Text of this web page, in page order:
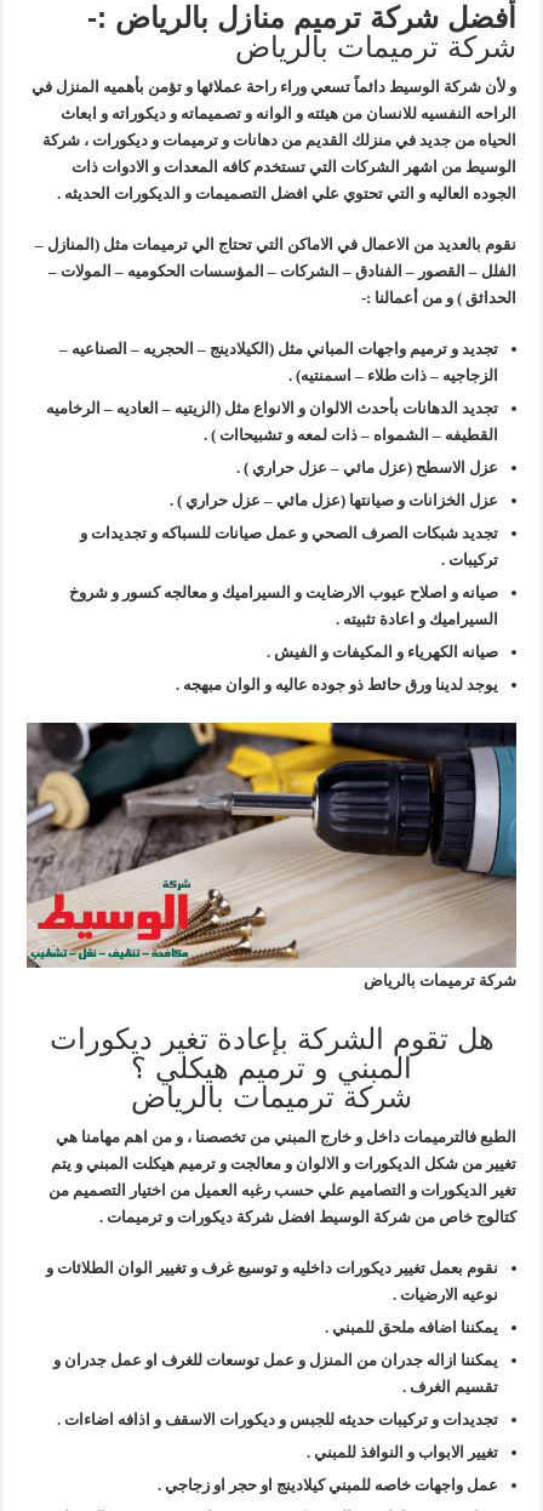
أفضل شركة ترميم منازل بالرياض :-
شركة ترميمات بالرياض
و لأن شركة الوسيط دائماً تسعي وراء راحة عملائها و تؤمن بأهميه المنزل في
الراحه النفسيه للانسان من هيئته و الوانه و تصميماته و ديكوراته و ابعاث
الحياه من جديد في منزلك القديم من دهانات و ترميمات و ديكورات ، شركة
الوسيط من اشهر الشركات التي تستخدم كافه المعدات و الادوات ذات
الجوده العاليه و التي تحتوي علي افضل التصميمات و الديكورات الحديثه .
نقوم بالعديد من الاعمال في الاماكن التي تحتاج الي ترميمات مثل (المنازل –
الفلل – القصور – الفنادق – الشركات – المؤسسات الحكوميه – المولات –
الحدائق ) و من أعمالنا :-
تجديد و ترميم واجهات المباني مثل (الكيلادينج – الحجريه – الصناعيه –
الزجاجيه – ذات طلاء – اسمنتيه) .
تجديد الدهانات بأحدث الالوان و الانواع مثل (الزيتيه – العاديه – الرخاميه
القطيفه – الشمواه – ذات لمعه و تشبيحاات ) .
عزل الاسطح (عزل مائي – عزل حراري ) .
عزل الخزانات و صيانتها (عزل مائي – عزل حراري ) .
تجديد شبكات الصرف الصحي و عمل صيانات للسباكه و تجديدات و
تركيبات .
صيانه و اصلاح عيوب الارضايت و السيراميك و معالجه كسور و شروخ
السيراميك و اعادة تثبيته .
صيانه الكهرياء و المكيفات و الفيش .
يوجد لدينا ورق حائط ذو جوده عاليه و الوان مبهجه .
شركة ترميمات بالرياض
هل تقوم الشركة بإعادة تغير ديكورات
المبني و ترميم هيكلي ؟
شركة ترميمات بالرياض
الطبع فالترميمات داخل و خارج المبني من تخصصنا ، و من اهم مهامنا هي
تغيير من شكل الديكورات و الالوان و معالجت و ترميم هيكلت المبني و يتم
تغير الديكورات و التصاميم علي حسب رغبه العميل من اختيار التصميم من
كتالوج خاص من شركة الوسيط افضل شركة ديكورات و ترميمات .
نقوم بعمل تغيير ديكورات داخليه و توسيع غرف و تغيير الوان الطلائات و
نوعيه الارضيات .
يمكننا اضافه ملحق للمبني .
يمكننا ازاله جدران من المنزل و عمل توسعات للغرف او عمل جدران و
تقسيم الغرف .
تجديدات و تركيبات حديثه للجبس و ديكورات الاسقف و اذافه اضاءات .
تغيير الابواب و النوافذ للمبني .
عمل واجهات خاصه للمبني كيلادينج او حجر او زجاجي .